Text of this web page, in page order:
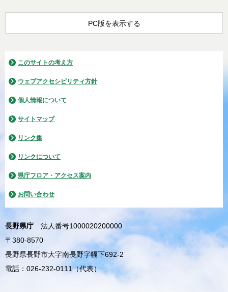
PC版を表示する
このサイトの考え方
ウェブアクセシビリティ方針
個人情報について
サイトマップ
リンク集
リンクについて
県庁フロア・アクセス案内
お問い合わせ
長野県庁
法人番号1000020200000
〒380-8570
長野県長野市大字南長野字幅下692-2
電話：026-232-0111（代表）